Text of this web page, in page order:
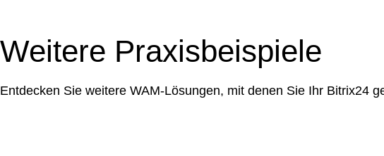
Weitere Praxisbeispiele
Entdecken Sie weitere WAM-Lösungen, mit denen Sie Ihr Bitrix24